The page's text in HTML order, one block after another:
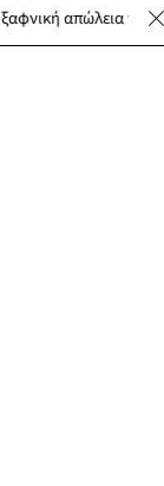
του Δημήτρη